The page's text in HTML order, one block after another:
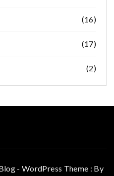
(16)
(17)
(2)
- WordPress Theme : By